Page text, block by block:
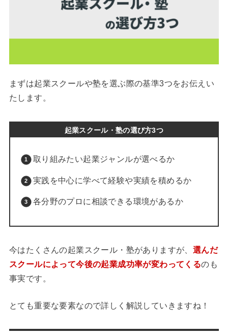
まずは起業スクールや塾を選ぶ際の基準3つをお伝えい
たします。
起業スクール・塾の選び方3つ
取り組みたい起業ジャンルが選べるか
実践を中心に学べて経験や実績を積めるか
各分野のプロに相談できる環境があるか
今はたくさんの起業スクール・塾がありますが、 選んだ
スクールによって今後の起業成功率が変わってくるのも
事実です。
とても重要な要素なので詳しく解説していきますね！